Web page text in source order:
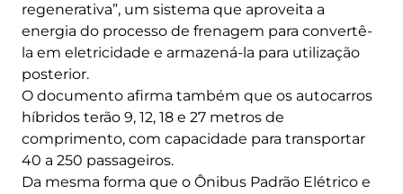
regenerativa”, um sistema que aproveita a
energia do processo de frenagem para convertê-
la em eletricidade e armazená-la para utilização
posterior.
O documento afirma também que os autocarros
híbridos terão 9, 12, 18 e 27 metros de
comprimento, com capacidade para transportar
40 a 250 passageiros.
Da mesma forma que o Ônibus Padrão Elétrico e